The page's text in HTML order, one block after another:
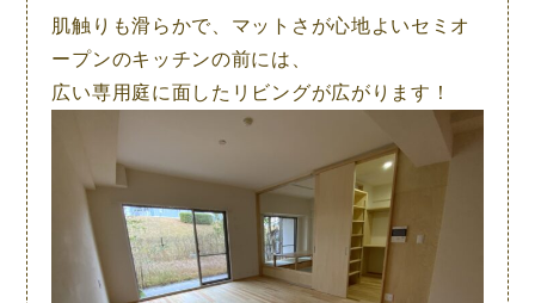
肌触りも滑らかで、マットさが心地よいセミオ
ープンのキッチンの前には、
広い専用庭に面したリビングが広がります！